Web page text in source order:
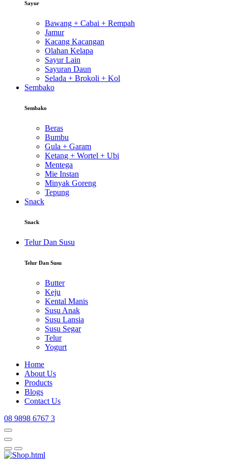
Sayur
Bawang + Cabai + Rempah
Jamur
Kacang Kacangan
Olahan Kelapa
Sayur Lain
Sayuran Daun
Selada + Brokoli + Kol
Sembako
Sembako
Beras
Bumbu
Gula + Garam
Ketang + Wortel + Ubi
Mentega
Mie Instan
Minyak Goreng
Tepung
Snack
Snack
Telur Dan Susu
Telur Dan Susu
Butter
Keju
Kental Manis
Susu Anak
Susu Lansia
Susu Segar
Telur
Yogurt
Home
About Us
Products
Blogs
Contact Us
08 9898 6767 3